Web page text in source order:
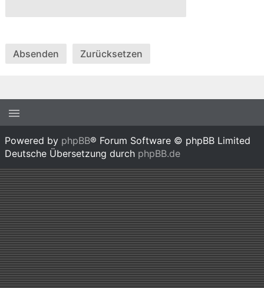
Powered by phpBB® Forum Software © phpBB Limited
Deutsche Übersetzung durch phpBB.de